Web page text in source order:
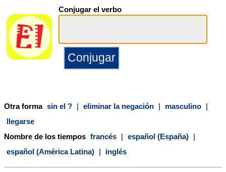
Conjugar el verbo
Otra forma sin el ? | eliminar la negación | masculino |
llegarse
Nombre de los tiempos francés | español (España) |
español (América Latina) | inglés